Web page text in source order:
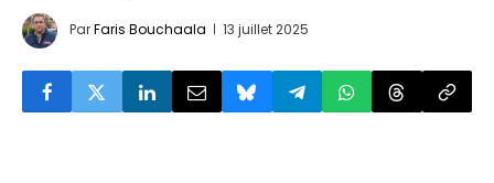
ParFaris Bouchaala 13 juillet 2025